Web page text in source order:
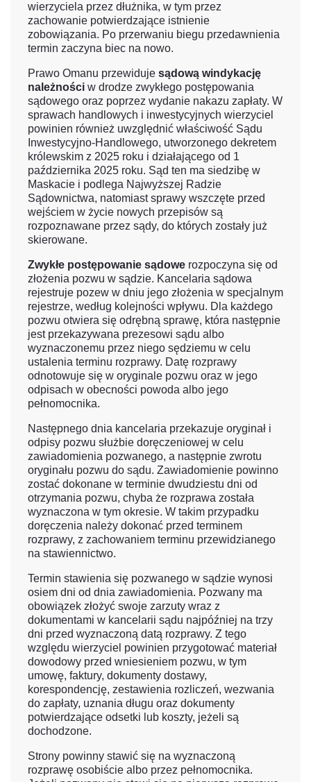
wierzyciela przez dłużnika, w tym przez
zachowanie potwierdzające istnienie
zobowiązania. Po przerwaniu biegu przedawnienia
termin zaczyna biec na nowo.
Prawo Omanu przewiduje sądową windykację
należności w drodze zwykłego postępowania
sądowego oraz poprzez wydanie nakazu zapłaty. W
sprawach handlowych i inwestycyjnych wierzyciel
powinien również uwzględnić właściwość Sądu
Inwestycyjno-Handlowego, utworzonego dekretem
królewskim z 2025 roku i działającego od 1
października 2025 roku. Sąd ten ma siedzibę w
Maskacie i podlega Najwyższej Radzie
Sądownictwa, natomiast sprawy wszczęte przed
wejściem w życie nowych przepisów są
rozpoznawane przez sądy, do których zostały już
skierowane.
Zwykłe postępowanie sądowe rozpoczyna się od
złożenia pozwu w sądzie. Kancelaria sądowa
rejestruje pozew w dniu jego złożenia w specjalnym
rejestrze, według kolejności wpływu. Dla każdego
pozwu otwiera się odrębną sprawę, która następnie
jest przekazywana prezesowi sądu albo
wyznaczonemu przez niego sędziemu w celu
ustalenia terminu rozprawy. Datę rozprawy
odnotowuje się w oryginale pozwu oraz w jego
odpisach w obecności powoda albo jego
pełnomocnika.
Następnego dnia kancelaria przekazuje oryginał i
odpisy pozwu służbie doręczeniowej w celu
zawiadomienia pozwanego, a następnie zwrotu
oryginału pozwu do sądu. Zawiadomienie powinno
zostać dokonane w terminie dwudziestu dni od
otrzymania pozwu, chyba że rozprawa została
wyznaczona w tym okresie. W takim przypadku
doręczenia należy dokonać przed terminem
rozprawy, z zachowaniem terminu przewidzianego
na stawiennictwo.
Termin stawienia się pozwanego w sądzie wynosi
osiem dni od dnia zawiadomienia. Pozwany ma
obowiązek złożyć swoje zarzuty wraz z
dokumentami w kancelarii sądu najpóźniej na trzy
dni przed wyznaczoną datą rozprawy. Z tego
względu wierzyciel powinien przygotować materiał
dowodowy przed wniesieniem pozwu, w tym
umowę, faktury, dokumenty dostawy,
korespondencję, zestawienia rozliczeń, wezwania
do zapłaty, uznania długu oraz dokumenty
potwierdzające odsetki lub koszty, jeżeli są
dochodzone.
Strony powinny stawić się na wyznaczoną
rozprawę osobiście albo przez pełnomocnika.